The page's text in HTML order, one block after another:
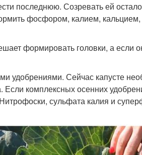
последнюю. Созревать ей
фосфором, калием,
формировать головки, а если
удобрениями. Сейчас капусте
комплексных осенних
сульфата калия и